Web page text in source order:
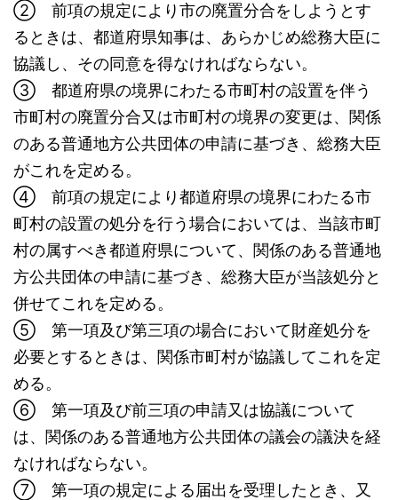
② 前項の規定により市の廃置分合をしようとす
るときは、都道府県知事は、あらかじめ総務大臣に
協議し、その同意を得なければならない。
③ 都道府県の境界にわたる市町村の設置を伴う
市町村の廃置分合又は市町村の境界の変更は、関係
のある普通地方公共団体の申請に基づき、総務大臣
がこれを定める。
④ 前項の規定により都道府県の境界にわたる市
町村の設置の処分を行う場合においては、当該市町
村の属すべき都道府県について、関係のある普通地
方公共団体の申請に基づき、総務大臣が当該処分と
併せてこれを定める。
⑤ 第一項及び第三項の場合において財産処分を
必要とするときは、関係市町村が協議してこれを定
める。
⑥ 第一項及び前三項の申請又は協議について
は、関係のある普通地方公共団体の議会の議決を経
なければならない。
⑦ 第一項の規定による届出を受理したとき、又